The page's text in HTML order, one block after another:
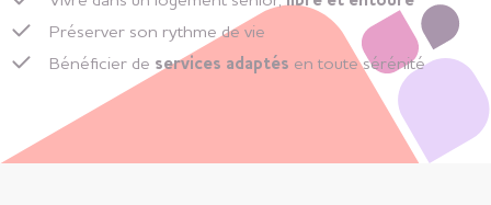
Préserver son rythme de vie
Bénéficier de services adaptés en toute sérénité